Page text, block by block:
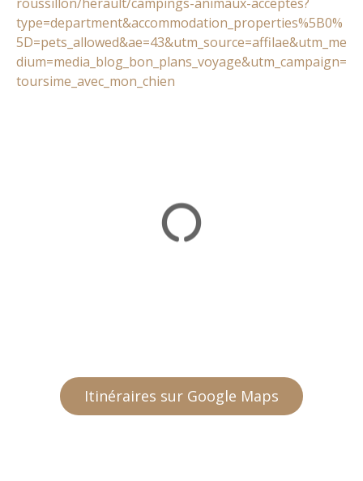
type=department&accommodation_properties%5B0%
5D=pets_allowed&ae=43&utm_source=affilae&utm_me
dium=media_blog_bon_plans_voyage&utm_campaign=
toursime_avec_mon_chien
Itinéraires sur Google Maps